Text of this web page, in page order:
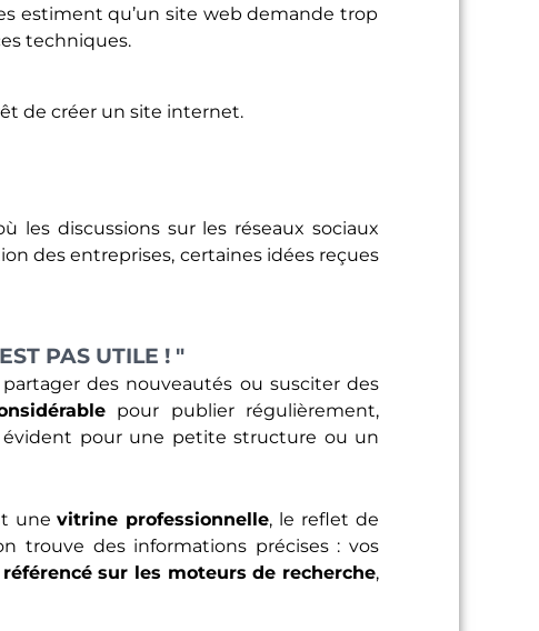
estiment qu’un site web demande trop
techniques.
de créer un site internet.
les discussions sur les réseaux sociaux
des entreprises, certaines idées reçues
PAS UTILE ! "
des nouveautés ou susciter des
pour publier régulièrement,
évident pour une petite structure ou un
unevitrine professionnelle, le reflet de
trouve des informations précises : vos
référencé sur les moteurs de recherche,